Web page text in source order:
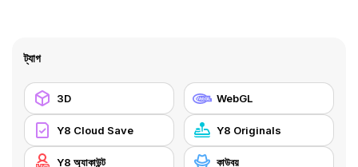
ট্যাগ
3D WebGL
Y8 Cloud Save Y8 Originals
Y8 অ্যাকাউন্ট কাউবয়